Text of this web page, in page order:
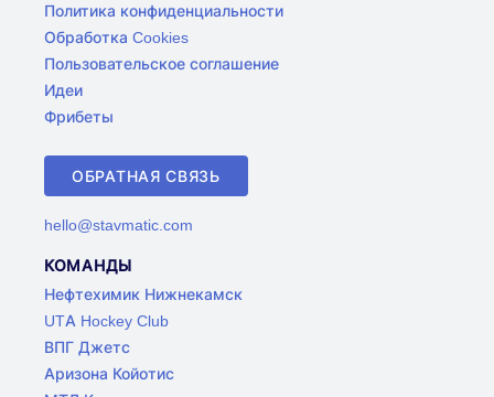
Политика конфиденциальности
Обработка Cookies
Пользовательское соглашение
Идеи
Фрибеты
ОБРАТНАЯ СВЯЗЬ
hello@stavmatic.com
КОМАНДЫ
Нефтехимик Нижнекамск
UTA Hockey Club
ВПГ Джетс
Аризона Койотис